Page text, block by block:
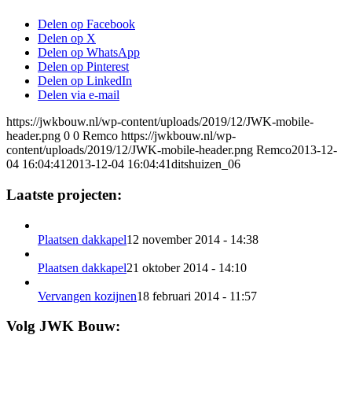
Delen op Facebook
Delen op X
Delen op WhatsApp
Delen op Pinterest
Delen op LinkedIn
Delen via e-mail
https://jwkbouw.nl/wp-content/uploads/2019/12/JWK-mobile-
header.png 0 0 Remco https://jwkbouw.nl/wp-
content/uploads/2019/12/JWK-mobile-header.png Remco2013-12-
04 16:04:41 2013-12-04 16:04:41ditshuizen_06
Laatste projecten:
Plaatsen dakkapel12 november 2014 - 14:38
Plaatsen dakkapel21 oktober 2014 - 14:10
Vervangen kozijnen18 februari 2014 - 11:57
Volg JWK Bouw: